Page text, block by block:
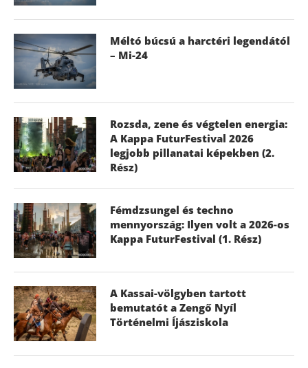
Méltó búcsú a harctéri legendától
– Mi-24
Rozsda, zene és végtelen energia:
A Kappa FuturFestival 2026
legjobb pillanatai képekben (2.
Rész)
Fémdzsungel és techno
mennyország: Ilyen volt a 2026-os
Kappa FuturFestival (1. Rész)
A Kassai-völgyben tartott
bemutatót a Zengő Nyíl
Történelmi Íjásziskola